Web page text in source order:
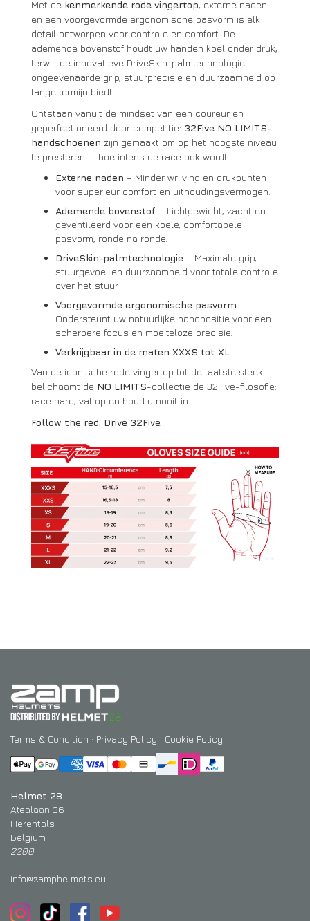
Met de kenmerkende rode vingertop, externe naden
en een voorgevormde ergonomische pasvorm is elk
detail ontworpen voor controle en comfort. De
ademende bovenstof houdt uw handen koel onder druk,
terwijl de innovatieve DriveSkin-palmtechnologie
ongeëvenaarde grip, stuurprecisie en duurzaamheid op
lange termijn biedt.
Ontstaan vanuit de mindset van een coureur en
geperfectioneerd door competitie: 32Five NO LIMITS-
handschoenen zijn gemaakt om op het hoogste niveau
te presteren — hoe intens de race ook wordt.
Externe naden – Minder wrijving en drukpunten
voor superieur comfort en uithoudingsvermogen.
Ademende bovenstof – Lichtgewicht, zacht en
geventileerd voor een koele, comfortabele
pasvorm, ronde na ronde.
DriveSkin-palmtechnologie – Maximale grip,
stuurgevoel en duurzaamheid voor totale controle
over het stuur.
Voorgevormde ergonomische pasvorm –
Ondersteunt uw natuurlijke handpositie voor een
scherpere focus en moeiteloze precisie.
Verkrijgbaar in de maten XXXS tot XL
Van de iconische rode vingertop tot de laatste steek
belichaamt de NO LIMITS-collectie de 32Five-filosofie:
race hard, val op en houd u nooit in.
Follow the red. Drive 32Five.
Terms & Condition · Privacy Policy · Cookie Policy
Helmet 28
Atealaan 36
Herentals
Belgium
2200
info@zamphelmets.eu